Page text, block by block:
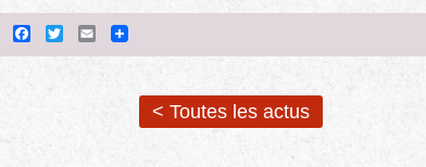
Facebook
TwitterEmail
< Toutes les actus